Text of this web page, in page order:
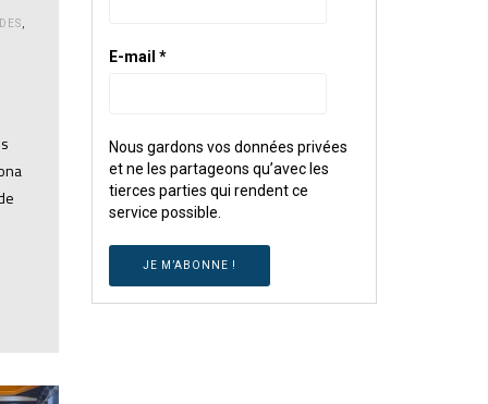
,
E-mail *
Nous gardons vos données privées
et ne les partageons qu’avec les
tierces parties qui rendent ce
service possible.